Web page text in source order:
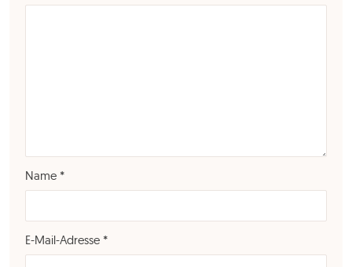
Name *
E-Mail-Adresse *